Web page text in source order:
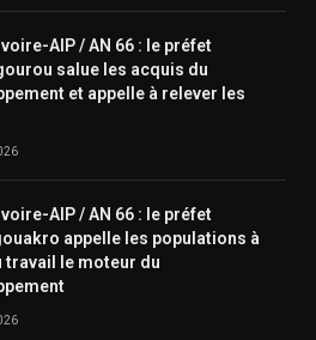
AIP / AN 66 : le préfet
salue les acquis du
et appelle à relever les
AIP / AN 66 : le préfet
appelle les populations à
travail le moteur du